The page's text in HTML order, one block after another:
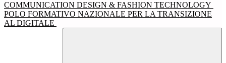
COMMUNICATION DESIGN & FASHION TECHNOLOGY
POLO FORMATIVO NAZIONALE PER LA TRANSIZIONE
AL DIGITALE